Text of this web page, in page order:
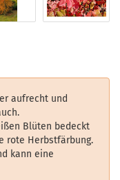
aufrecht und
Blüten bedeckt
rote Herbstfärbung.
kann eine